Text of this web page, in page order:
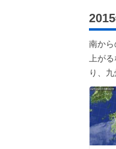
南か
上が
り、